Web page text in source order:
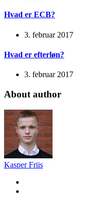
Hvad er ECB?
3. februar 2017
Hvad er efterløn?
3. februar 2017
About author
Kasper Friis